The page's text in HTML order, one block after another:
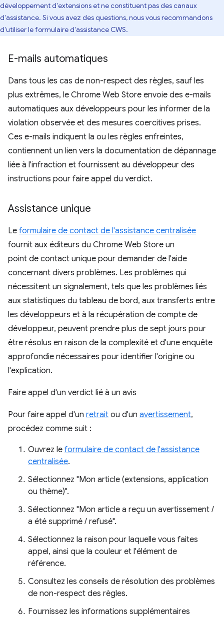
développement d'extensions et ne constituent pas des canaux
d'assistance. Si vous avez des questions, nous vous recommandons
d'utiliser le formulaire d'assistance CWS.
E-mails automatiques
Dans tous les cas de non-respect des règles, sauf les
plus extrêmes, le Chrome Web Store envoie des e-mails
automatiques aux développeurs pour les informer de la
violation observée et des mesures coercitives prises.
Ces e-mails indiquent la ou les règles enfreintes,
contiennent un lien vers la documentation de dépannage
liée à l'infraction et fournissent au développeur des
instructions pour faire appel du verdict.
Assistance unique
Le formulaire de contact de l'assistance centralisée
fournit aux éditeurs du Chrome Web Store un
point de contact unique pour demander de l'aide
concernant divers problèmes. Les problèmes qui
nécessitent un signalement, tels que les problèmes liés
aux statistiques du tableau de bord, aux transferts entre
les développeurs et à la récupération de compte de
développeur, peuvent prendre plus de sept jours pour
être résolus en raison de la complexité et d'une enquête
approfondie nécessaires pour identifier l'origine ou
l'explication.
Faire appel d'un verdict lié à un avis
Pour faire appel d'un retrait ou d'un avertissement,
procédez comme suit :
Ouvrez le formulaire de contact de l'assistance
centralisée.
Sélectionnez "Mon article (extensions, application
ou thème)".
Sélectionnez "Mon article a reçu un avertissement /
a été supprimé / refusé".
Sélectionnez la raison pour laquelle vous faites
appel, ainsi que la couleur et l'élément de
référence.
Consultez les conseils de résolution des problèmes
de non-respect des règles.
Fournissez les informations supplémentaires